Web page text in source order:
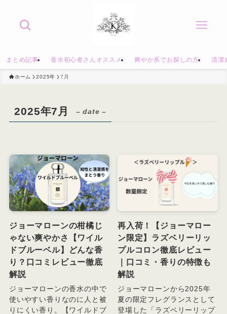
まとめ記事 香水初心者さんオススメ 爽やか系でお探しの方 清潔
ホーム 2025年 7月
2025年7月 – date –
ジョーマローンの柑橘じ
ゃない爽やかさ【ワイル
ドブルーベル】どんな香
り？口コミレビュー徹底
解説
ジョーマローンの香水の中で
使いやすい香りなのに人と被
りにくい香り。【ワイルドブ
再入荷！【ジョーマロー
ン限定】ラズベリーリッ
プルコロン徹底レビュー
｜口コミ・香りの特徴も
解説
ジョーマローンから2025年
夏の限定フレグランスとして
登場した「ラズベリーリップ